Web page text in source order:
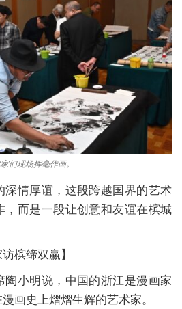
们现场挥毫作画。
深情厚谊，这段跨越国界的艺术
，而是一段让创意和友谊在槟城
槟缔双赢】
陶小明说，中国的浙江是漫画家
画史上熠熠生辉的艺术家。